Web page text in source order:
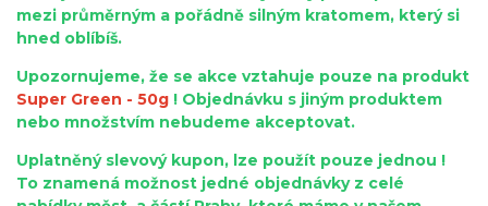
mezi průměrným a pořádně silným kratomem, který si
hned oblíbíš.
Upozornujeme, že se akce vztahuje pouze na produkt
Super Green - 50g ! Objednávku s jiným produktem
nebo množstvím nebudeme akceptovat.
Uplatněný slevový kupon, lze použít pouze jednou !
To znamená možnost jedné objednávky z celé